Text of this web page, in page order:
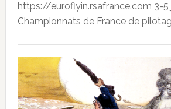
https://euroflyin.rsafrance.com 3-5
Championnats de France de